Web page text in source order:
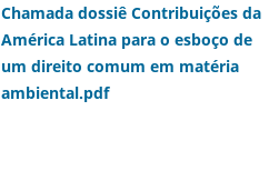
Chamada dossiê Contribuições da
América Latina para o esboço de
um direito comum em matéria
ambiental.pdf